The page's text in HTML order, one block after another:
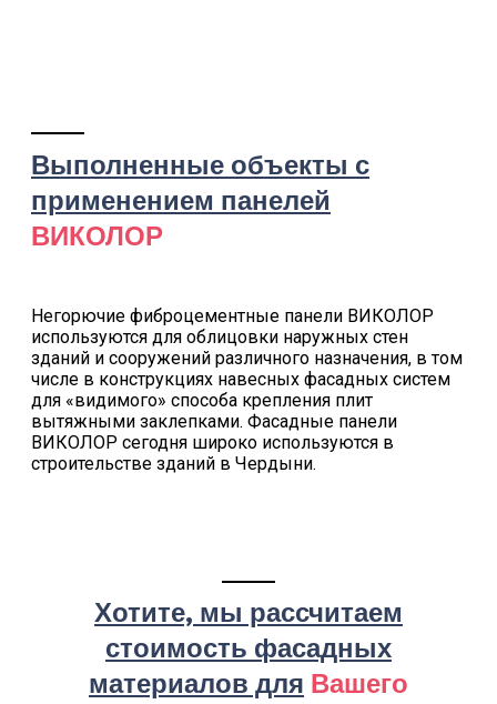
Выполненные объекты с
применением панелей
ВИКОЛОР
Негорючие фиброцементные панели ВИКОЛОР
используются для облицовки наружных стен
зданий и сооружений различного назначения, в том
числе в конструкциях навесных фасадных систем
для «видимого» способа крепления плит
вытяжными заклепками. Фасадные панели
ВИКОЛОР сегодня широко используются в
строительстве зданий в Чердыни.
Хотите, мы рассчитаем
стоимость фасадных
материалов для Вашего